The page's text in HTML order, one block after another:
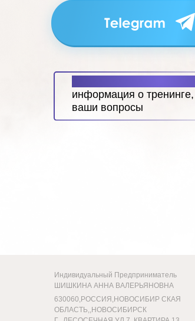
информация о
ваши вопросы
Индивидуальный Предприниматель
ШИШКИНА АННА ВАЛЕРЬЯНОВНА
630060,РОССИЯ,НОВОСИБИР СКАЯ
ОБЛАСТЬ,,НОВОСИБИРСК